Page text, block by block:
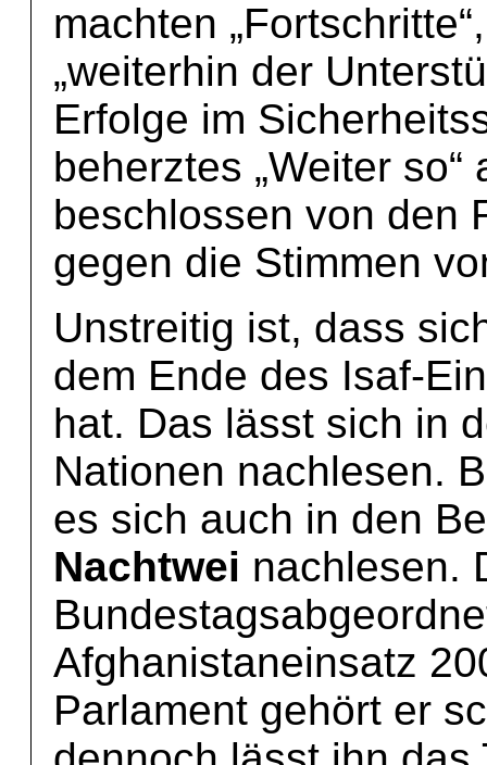
machten
„weiterhin der
Erfolge im
beherztes „Weiter
beschlossen von den
gegen die Stimmen
Unstreitig ist, dass
dem Ende des Isaf-
hat. Das lässt sich in
Nationen nachlesen.
es sich auch in den
Nachtwei nachlesen.
Afghanistaneinsatz
Parlament gehört er